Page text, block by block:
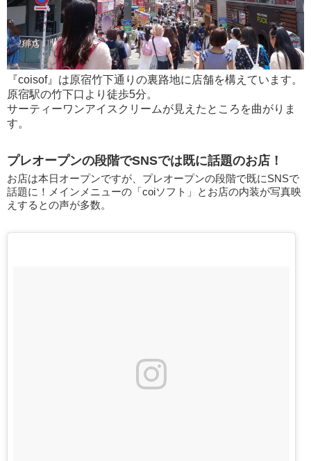
『coisof』は原宿竹下通りの裏路地に店舗を構えています。
原宿駅の竹下口より徒歩5分。
サーティーワンアイスクリームが見えたところを曲がりま
す。
プレオープンの段階でSNSでは既に話題のお店！
お店は本日オープンですが、プレオープンの段階で既にSNSで
話題に！メインメニューの「coiソフト」とお店の内装が写真映
えするとの声が多数。